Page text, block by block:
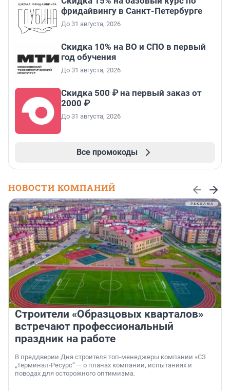
фридайвингу в Санкт-Петербурге
До 31 августа, 2026
Скидка 10% на ВО и СПО в первый
год обучения
До 31 августа, 2026
Скидка 500 ₽ на первый заказ от
2000 ₽
До 31 августа, 2026
Все промокоды
НОВОСТИ КОМПАНИЙ
Строители «Образцовых кварталов»
встречают профессиональный
праздник на работе
В преддверии Дня строителя топ-менеджеры компании «СЗ
„Терминал-Ресурс“ — о планах компании, испытаниях и
поводах для осторожного оптимизма.